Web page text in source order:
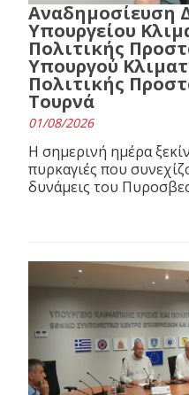
Αναδημοσίευση
Υπουργείου
Πολιτικής
Υπουργού
Πολιτικής
Τουρνά
01/08/2026
Η σημερινή ημέρα
πυρκαγιές που
δυνάμεις του